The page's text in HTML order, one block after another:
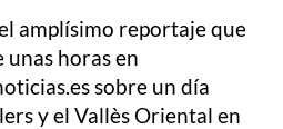
amplísimo reportaje que
horas en
sobre un día
y el Vallès Oriental en